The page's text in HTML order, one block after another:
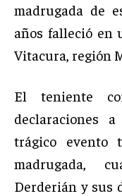
madrugada de
años falleció en
Vitacura, región
El teniente
declaraciones
trágico
madrugada,
Derderián y sus